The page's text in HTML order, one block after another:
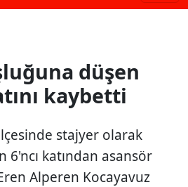
düşen
kaybetti
stajyer olarak
6'ncı katından asansör
Alperen Kocayavuz